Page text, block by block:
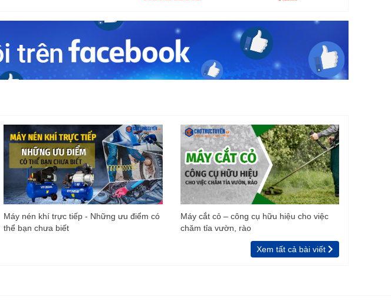
Máy nén khí trực tiếp - Những ưu điểm có
thể bạn chưa biết
Máy cắt cỏ – công cụ hữu hiệu cho việc
chăm tỉa vườn, rào
Xem tất cả bài viết